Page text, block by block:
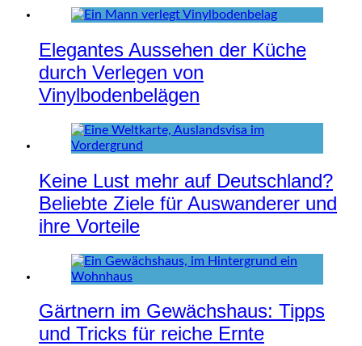
Elegantes Aussehen der Küche
durch Verlegen von
Vinylbodenbelägen
Keine Lust mehr auf Deutschland?
Beliebte Ziele für Auswanderer und
ihre Vorteile
Gärtnern im Gewächshaus: Tipps
und Tricks für reiche Ernte